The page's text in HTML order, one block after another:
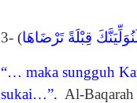
3- (قِبْلَةً تَرْضَاهَا
“… maka sungguh
sukai…”. Al-